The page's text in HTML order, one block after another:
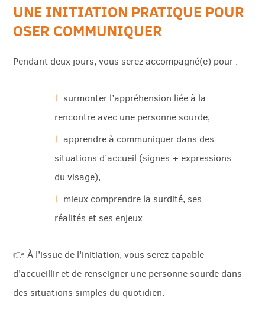
UNE INITIATION PRATIQUE POUR
OSER COMMUNIQUER
Pendant deux jours, vous serez accompagné(e) pour :
surmonter l’appréhension liée à la
rencontre avec une personne sourde,
apprendre à communiquer dans des
situations d’accueil (signes + expressions
du visage),
mieux comprendre la surdité, ses
réalités et ses enjeux.
👉 À l’issue de l'initiation, vous serez capable
d’accueillir et de renseigner une personne sourde dans
des situations simples du quotidien.